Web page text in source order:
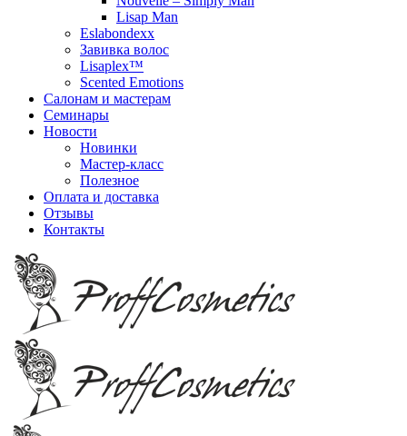
Lisap Man
Eslabondexx
Завивка волос
Lisaplex™
Scented Emotions
Салонам и мастерам
Семинары
Новости
Новинки
Мастер-класс
Полезное
Оплата и доставка
Отзывы
Контакты